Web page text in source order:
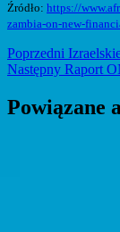
Źródło: https://
zambia-on-new-
Nawigacja
wpisu
Poprzedni Previous
post:
Następny Next
Raport
Powiązane